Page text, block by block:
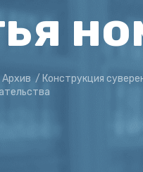
Архив / Конструкция